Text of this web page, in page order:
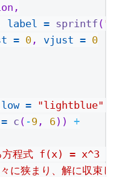
label = sprintf ( "
= 0 , vjust = 0
low = "lightblue"
c ( -9 , 6 )) +
方程式 f(x) = x^3
に狭まり、解に収束